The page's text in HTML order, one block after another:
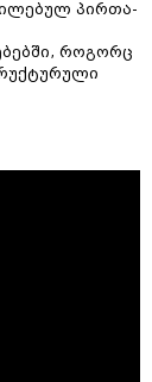
პირთა-
როგორც